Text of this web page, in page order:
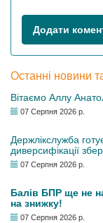
Додати
Останні новини
Вітаємо Аллу
07 Серпня 2026 р.
Держлікслужба
диверсифікації
07 Серпня 2026 р.
Балів БПР ще не
на знижку!
07 Серпня 2026 р.